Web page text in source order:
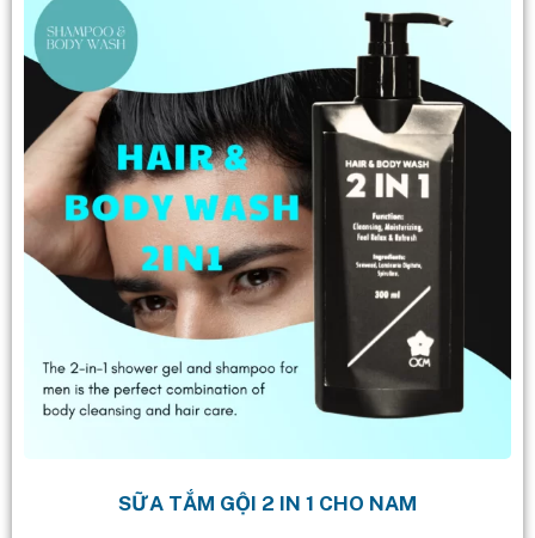
SỮA TẮM GỘI 2 IN 1 CHO NAM